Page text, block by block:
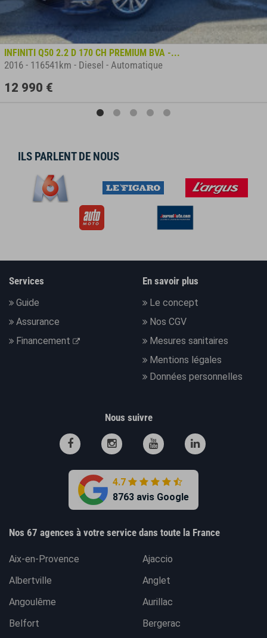
INFINITI Q50 2.2 D 170 CH PREMIUM BVA -...
2016 - 116541km - Diesel - Automatique
12 990 €
ILS PARLENT DE NOUS
Services
Guide
Assurance
Financement
En savoir plus
Le concept
Nos CGV
Mesures sanitaires
Mentions légales
Données personnelles
Nous suivre
4.7
8763 avis Google
Nos 67 agences à votre service dans toute la France
Aix-en-Provence
Ajaccio
Albertville
Anglet
Angoulême
Aurillac
Belfort
Bergerac